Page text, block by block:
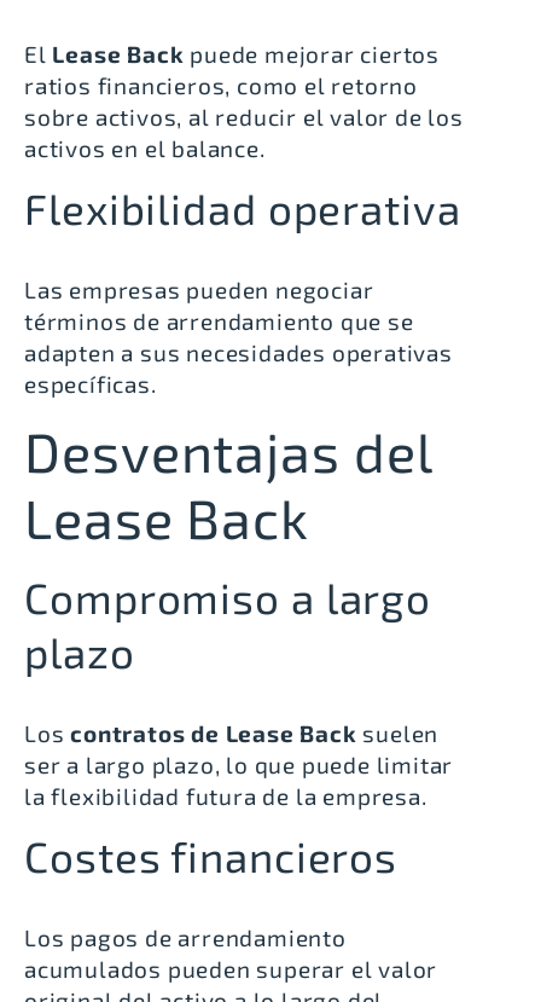
El Lease Back puede mejorar ciertos
ratios financieros, como el retorno
sobre activos, al reducir el valor de los
activos en el balance.
Flexibilidad operativa
Las empresas pueden negociar
términos de arrendamiento que se
adapten a sus necesidades operativas
específicas.
Desventajas del
Lease Back
Compromiso a largo
plazo
Loscontratos de Lease Back suelen
ser a largo plazo, lo que puede limitar
la flexibilidad futura de la empresa.
Costes financieros
Los pagos de arrendamiento
acumulados pueden superar el valor